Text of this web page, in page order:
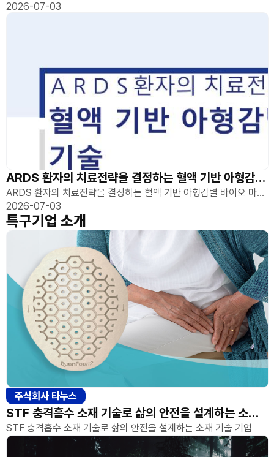
2026-07-03
ARDS 환자의 치료전략을 결정하는 혈액 기반 아형감별 바이오 마커 기술
ARDS 환자의 치료전략을 결정하는 혈액 기반 아형감별 바이오 마커
기술
2026-07-03
특구기업 소개
주식회사 타누스
STF 충격흡수 소재 기술로 삶의 안전을 설계하는 소재 기술 기업
STF 충격흡수 소재 기술로 삶의 안전을 설계하는 소재 기술 기업